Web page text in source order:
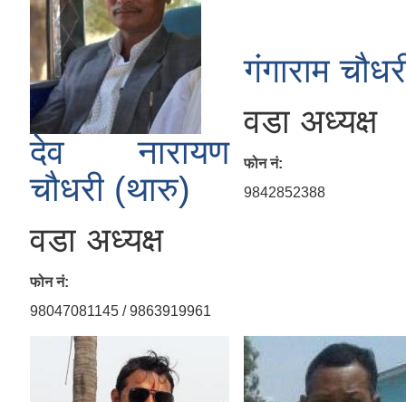
देव नारायण
चौधरी (थारु)
वडा अध्यक्ष
फोन नं:
98047081145 / 9863919961
गंगाराम
वडा अध्यक्ष
फोन नं:
9842852388